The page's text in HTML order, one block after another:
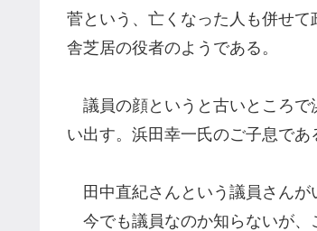
菅という、亡くなった人も併せて
舎芝居の役者のようである 。
議員の顔というと古いところで
い出す。 浜田幸一氏のご子息であ
田中直紀さんと い う議員さんが
今でも議員なのか知らないが、